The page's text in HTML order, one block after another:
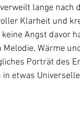
lange nach
Klarheit und
Angst davor
Wärme
Porträt des
etwas